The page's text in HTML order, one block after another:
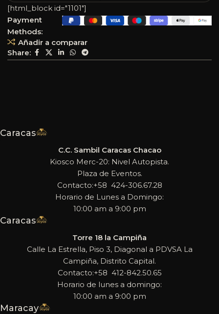
Añadir a comparar
Share:
[html_block id="1101"]
Payment
Methods:
Caracas
C.C. Sambil Caracas Chacao
Kiosco Merc-20: Nivel Autopista.
Plaza de Eventos.
Contacto:+58 424-306.67.28
Horario de Lunes a Domingo:
10:00 am a 9:00 pm
Caracas
Torre 18 la Campiña
Calle La Estrella, Piso 3, Diagonal a PDVSA La
Campiña, Distrito Capital.
Contacto:+58 412-842.50.65
Horario de lunes a domingo:
10:00 am a 9:00 pm
Maracay